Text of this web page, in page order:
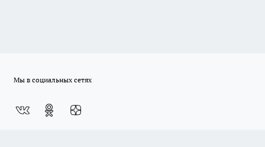
Мы в социальных сетях